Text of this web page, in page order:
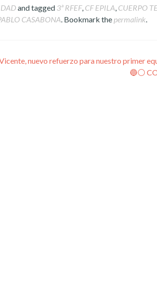
and tagged 3ª RFEF, CF EPILA, CUERPO
CASABONA. Bookmark the permalink.
nuevo refuerzo para nuestro primer
🔵⚪️